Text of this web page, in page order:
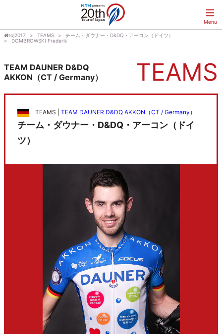
toj2017 TEAMS
チーム・ダウナー・D&DQ・アーコン（ドイツ）
DOMBROWSKI Frederik
TEAM DAUNER D&DQ
AKKON（CT / Germany）
TEAMS
TEAMS | TEAM DAUNER D&DQ AKKON（CT / Germany）
チーム・ダウナー・D&DQ・アーコン（ドイ
ツ）